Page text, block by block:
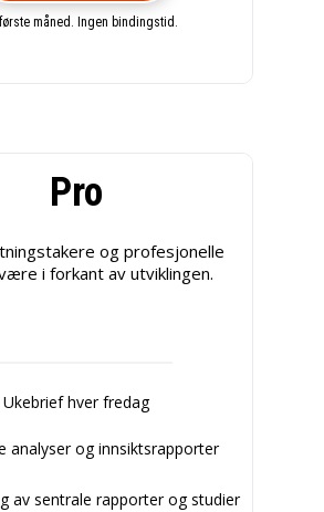
måned. Ingen bindingstid.
Pro
og profesjonelle
i forkant av utviklingen.
Ukebrief hver fredag
analyser og innsiktsrapporter
av sentrale rapporter og studier